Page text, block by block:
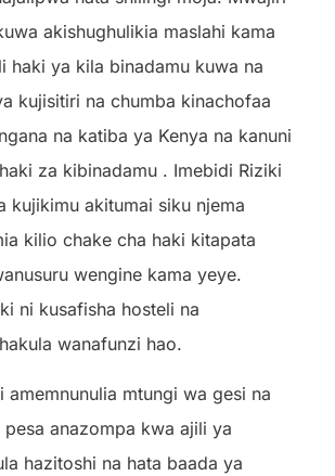
akishughulikia maslahi kama
haki ya kila binadamu kuwa na
kujisitiri na chumba kinachofaa
na katiba ya Kenya na kanuni
za kibinadamu . Imebidi Riziki
kujikimu akitumai siku njema
kilio chake cha haki kitapata
wengine kama yeye.
ni kusafisha hosteli na
wanafunzi hao.
amemnunulia mtungi wa gesi na
anazompa kwa ajili ya
hazitoshi na hata baada ya